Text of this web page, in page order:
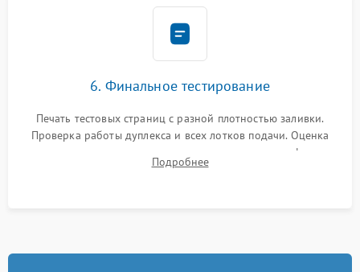
6. Финальное тестирование
Печать тестовых страниц с разной плотностью заливки.
Проверка работы дуплекса и всех лотков подачи. Оценка
качества запекания тонера и полное отсутствие дефектов
изображения перед выдачей готового устройства.
Подробнее